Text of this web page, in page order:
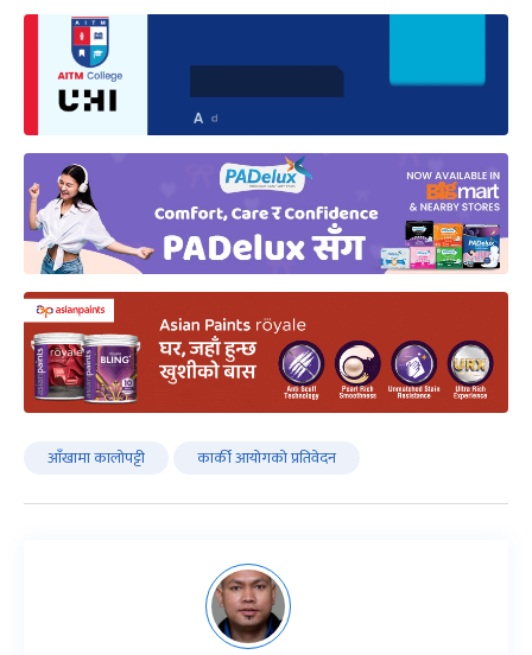
आँखामा कालोपट्टी कार्की आयोगको प्रतिवेदन